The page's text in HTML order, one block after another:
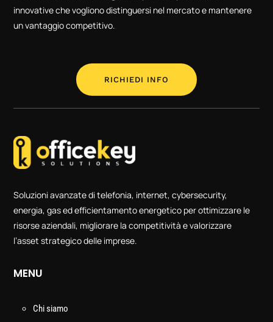
innovative che vogliono distinguersi nel mercato e mantenere
un vantaggio competitivo.
RICHIEDI INFO
Soluzioni avanzate di telefonia, internet, cybersecurity,
energia, gas ed efficientamento energetico per ottimizzare le
risorse aziendali, migliorare la competitività e valorizzare
l’asset strategico delle imprese.
MENU
Chi siamo